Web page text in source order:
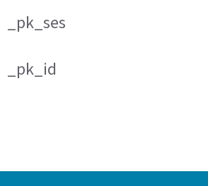
_pk_ses
_pk_id